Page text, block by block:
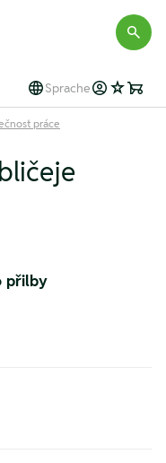
Sprache
práce
přilby